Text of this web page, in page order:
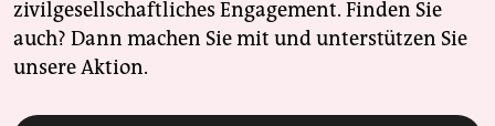
zivilgesellschaftliches Engagement. Finden Sie
auch? Dann machen Sie mit und unterstützen Sie
unsere Aktion.